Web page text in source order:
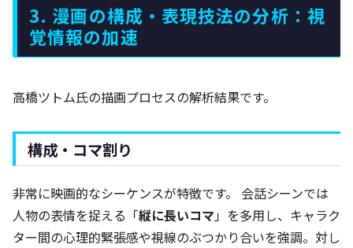
3. 漫画の構成・表現技法の分析：視
覚情報の加速
高橋ツトム氏の描画プロセスの解析結果です。
構成・コマ割り
非常に映画的なシーケンスが特徴です。 会話シーンでは
人物の表情を捉える「縦に長いコマ」を多用し、キャラク
ター間の心理的緊張感や視線のぶつかり合いを強調。対し